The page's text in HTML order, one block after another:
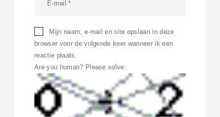
Mijn naam, e-mail en site opslaan in deze
browser voor de volgende keer wanneer ik een
reactie plaats.
Are you human? Please solve: